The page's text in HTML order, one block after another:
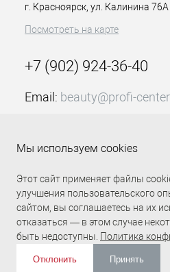
г. Красноярск, ул. Калинина 76А
Посмотреть на карте
+7 (902) 924-36-40
Email: beauty@profi-
Прямая связь Profi Center
Мы используем cookies
Этот сайт применяет файлы
улучшения пользовательского
сайтом, вы соглашаетесь на их
отказаться — в этом случае
быть недоступны. Политика
Отклонить Принять